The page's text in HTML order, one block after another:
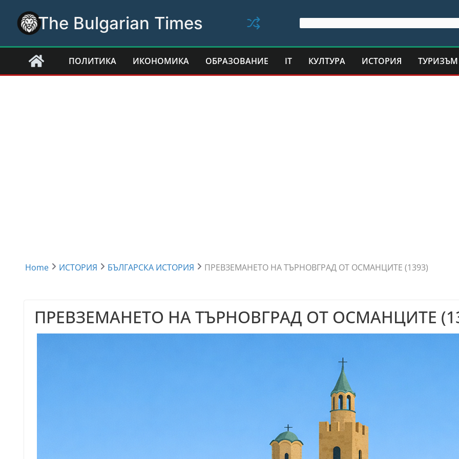
content
The Bulgarian Times
ПОЛИТИКА ИКОНОМИКА ОБРАЗОВАНИЕ IT КУЛТУРА ИСТОРИЯ ТУРИЗЪМ
Home ИСТОРИЯ БЪЛГАРСКА ИСТОРИЯ ПРЕВЗЕМАНЕТО НА ТЪРНОВГРАД ОТ ОСМАНЦИТЕ (1393)
ПРЕВЗЕМАНЕТО НА ТЪРНОВГРАД ОТ ОСМАНЦИТЕ